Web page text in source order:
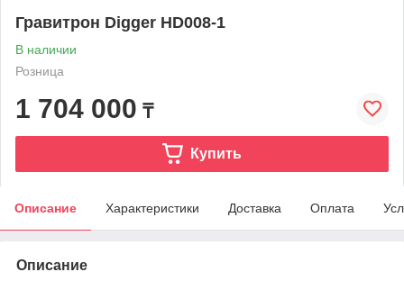
Гравитрон Digger HD008-1
В наличии
Розница
1 704 000 ₸
Купить
Описание Характеристики Доставка Оплата
Описание